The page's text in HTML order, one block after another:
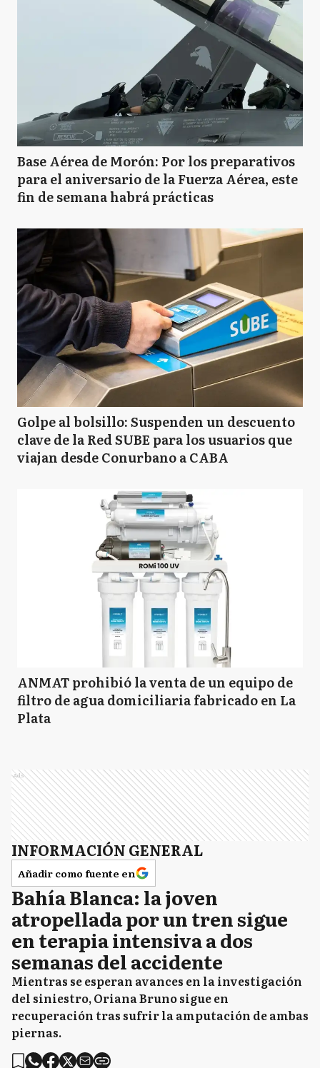
Base Aérea de Morón: Por los preparativos
para el aniversario de la Fuerza Aérea, este
fin de semana habrá prácticas
Golpe al bolsillo: Suspenden un descuento
clave de la Red SUBE para los usuarios que
viajan desde Conurbano a CABA
ANMAT prohibió la venta de un equipo de
filtro de agua domiciliaria fabricado en La
Plata
Ads
INFORMACIÓN GENERAL
Añadir como fuente en
Bahía Blanca: la joven
atropellada por un tren sigue
en terapia intensiva a dos
semanas del accidente
Mientras se esperan avances en la investigación
del siniestro, Oriana Bruno sigue en
recuperación tras sufrir la amputación de ambas
piernas.